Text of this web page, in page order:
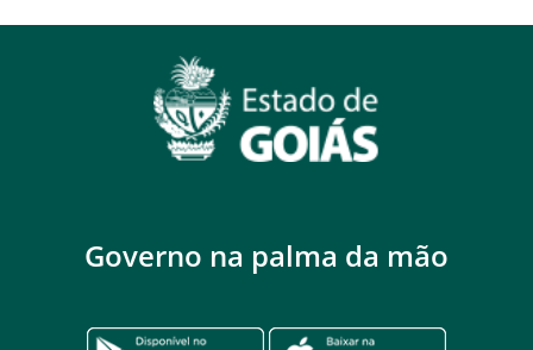
Governo na palma da mão